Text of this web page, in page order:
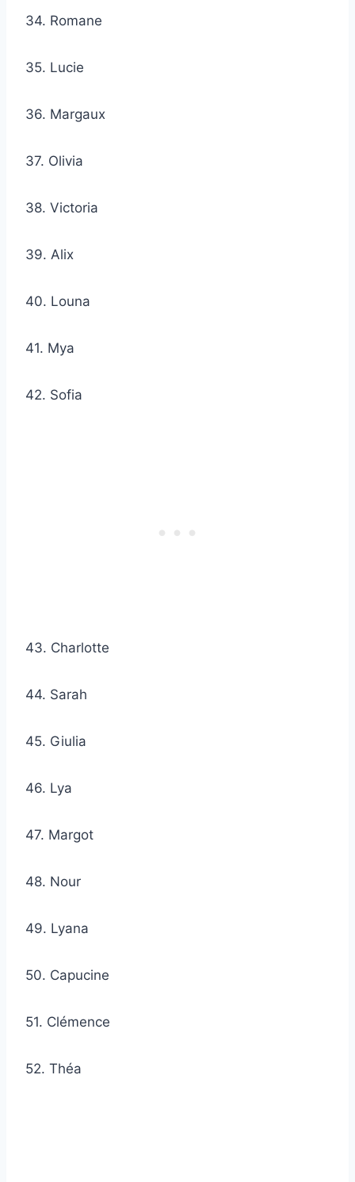
34. Romane
35. Lucie
36. Margaux
37. Olivia
38. Victoria
39. Alix
40. Louna
41. Mya
42. Sofia
43. Charlotte
44. Sarah
45. Giulia
46. Lya
47. Margot
48. Nour
49. Lyana
50. Capucine
51. Clémence
52. Théa